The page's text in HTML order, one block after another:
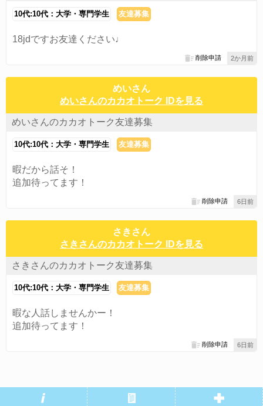
10代:10代：大学・専門学生 友達募集
18jdですお友達ください♩
2か月前
削除申請
めいさん
めいさんのカカオトーク IDを見る
めいさんのカカオトーク友達募集
10代:10代：大学・専門学生 友達募集
暇だから話そ！
追加待ってます！
6日前
削除申請
さきさん
さきさんのカカオトーク IDを見る
さきさんのカカオトーク友達募集
10代:10代：大学・専門学生 友達募集
暇な人話しませんかー！
追加待ってます！
6日前
削除申請